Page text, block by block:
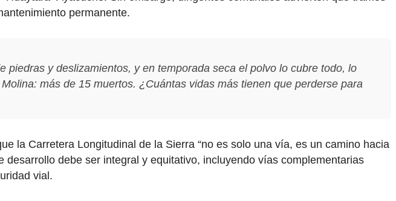
permanente.
y deslizamientos, y en temporada seca el polvo lo cubre todo, lo
más de 15 muertos. ¿Cuántas vidas más tienen que perderse para
la Carretera Longitudinal de la Sierra “no es solo una vía, es un camino hacia
debe ser integral y equitativo, incluyendo vías complementarias
vial.